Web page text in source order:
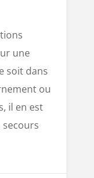
une
soit dans
ou
il en est